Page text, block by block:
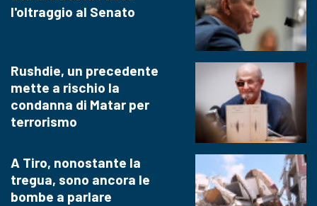
l'oltraggio al Senato
Rushdie, un precedente
mette a rischio la
condanna di Matar per
terrorismo
A Tiro, nonostante la
tregua, sono ancora le
bombe a parlare